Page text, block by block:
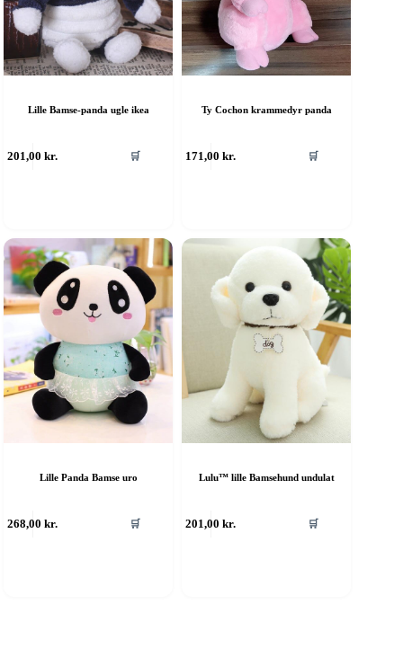
Lille Bamse-panda ugle ikea
201,00kr. 🛒
Ty Cochon krammedyr panda
171,00kr. 🛒
Lille Panda Bamse uro
268,00kr. 🛒
Lulu™ lille Bamsehund undulat
201,00kr. 🛒